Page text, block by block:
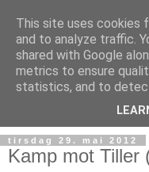
tirsdag 29. mai 2012
Kamp mot Tiller
This site uses cookies
and to analyze traffic.
shared with Google
metrics to ensure
statistics, and to